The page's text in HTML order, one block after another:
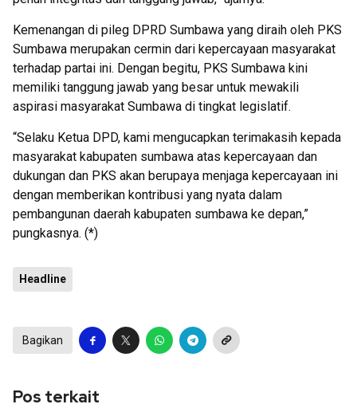
Kemenangan di pileg DPRD Sumbawa yang diraih oleh PKS
Sumbawa merupakan cermin dari kepercayaan masyarakat
terhadap partai ini. Dengan begitu, PKS Sumbawa kini
memiliki tanggung jawab yang besar untuk mewakili
aspirasi masyarakat Sumbawa di tingkat legislatif.
“Selaku Ketua DPD, kami mengucapkan terimakasih kepada
masyarakat kabupaten sumbawa atas kepercayaan dan
dukungan dan PKS akan berupaya menjaga kepercayaan ini
dengan memberikan kontribusi yang nyata dalam
pembangunan daerah kabupaten sumbawa ke depan,”
pungkasnya. (*)
Headline
Bagikan
Pos terkait